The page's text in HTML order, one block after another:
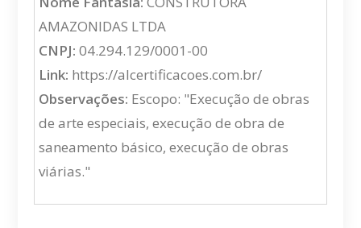
AMAZONIDAS LTDA
CNPJ: 04.294.129/0001-00
Link: https://alcertificacoes.com.br/
Observações: Escopo: "Execução de obras
de arte especiais, execução de obra de
saneamento básico, execução de obras
viárias."